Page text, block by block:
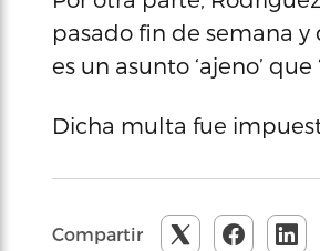
pasado fin de semana
es un asunto ‘ajeno’
Dicha multa fue
Compartir